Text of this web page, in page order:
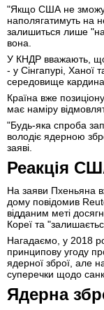
"Якщо США не
наполягатимуть на
залишиться лише
вона.
У КНДР вважають, що
- у Сінгапурі, Ханої
середовище
Країна вже
має наміру
"Будь-яка спроба
володіє ядерною
заяві.
Реакція
На заяви Пхеньяна
дому повідомив
відданим меті
Кореї та
Нагадаємо, у 2018
принципову угоду
ядерної зброї, але
суперечки щодо
Ядерна